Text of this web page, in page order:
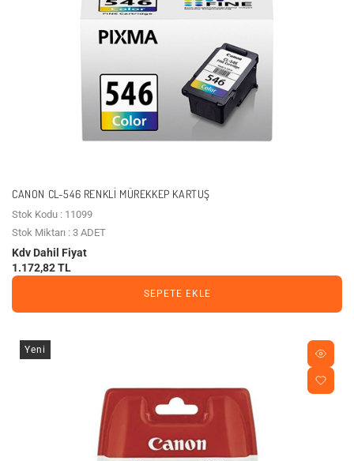
CANON CL-546 RENKLI MÜREKKEP KARTUŞ
Stok Kodu : 11099
Stok Miktarı : 3 ADET
Kdv Dahil Fiyat
1.172,82 TL
SEPETE EKLE
Yeni